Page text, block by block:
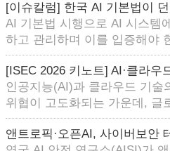
[이슈칼럼] 한국 AI 기본법이
AI 기본법 시행으로 AI 시스템
하고 관리하며 이를 입증해야
[ISEC 2026 키노트] AI·클라우
인공지능(AI)과 클라우드 기술
위협이 고도화되는 가운데, 글
앤트로픽·오픈AI, 사이버보안